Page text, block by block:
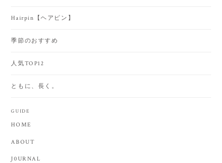
Hairpin【ヘアピン】
季節のおすすめ
人気TOP12
ともに、長く。
GUIDE
HOME
ABOUT
J0URNAL